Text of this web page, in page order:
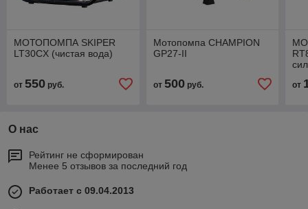
МОТОПОМПА SKIPER
LT30CX (чистая вода)
от 550 руб.
Мотопомпа CHAMPION
GP27-II
от 500руб. от
О нас
Рейтинг не сформирован
Менее 5 отзывов за последний год
Работает с 09.04.2013